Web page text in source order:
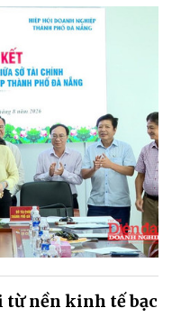
từ nền kinh tế bạc